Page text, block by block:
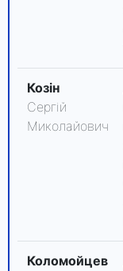
Козін
Сергій
Миколайович
Коломойцев